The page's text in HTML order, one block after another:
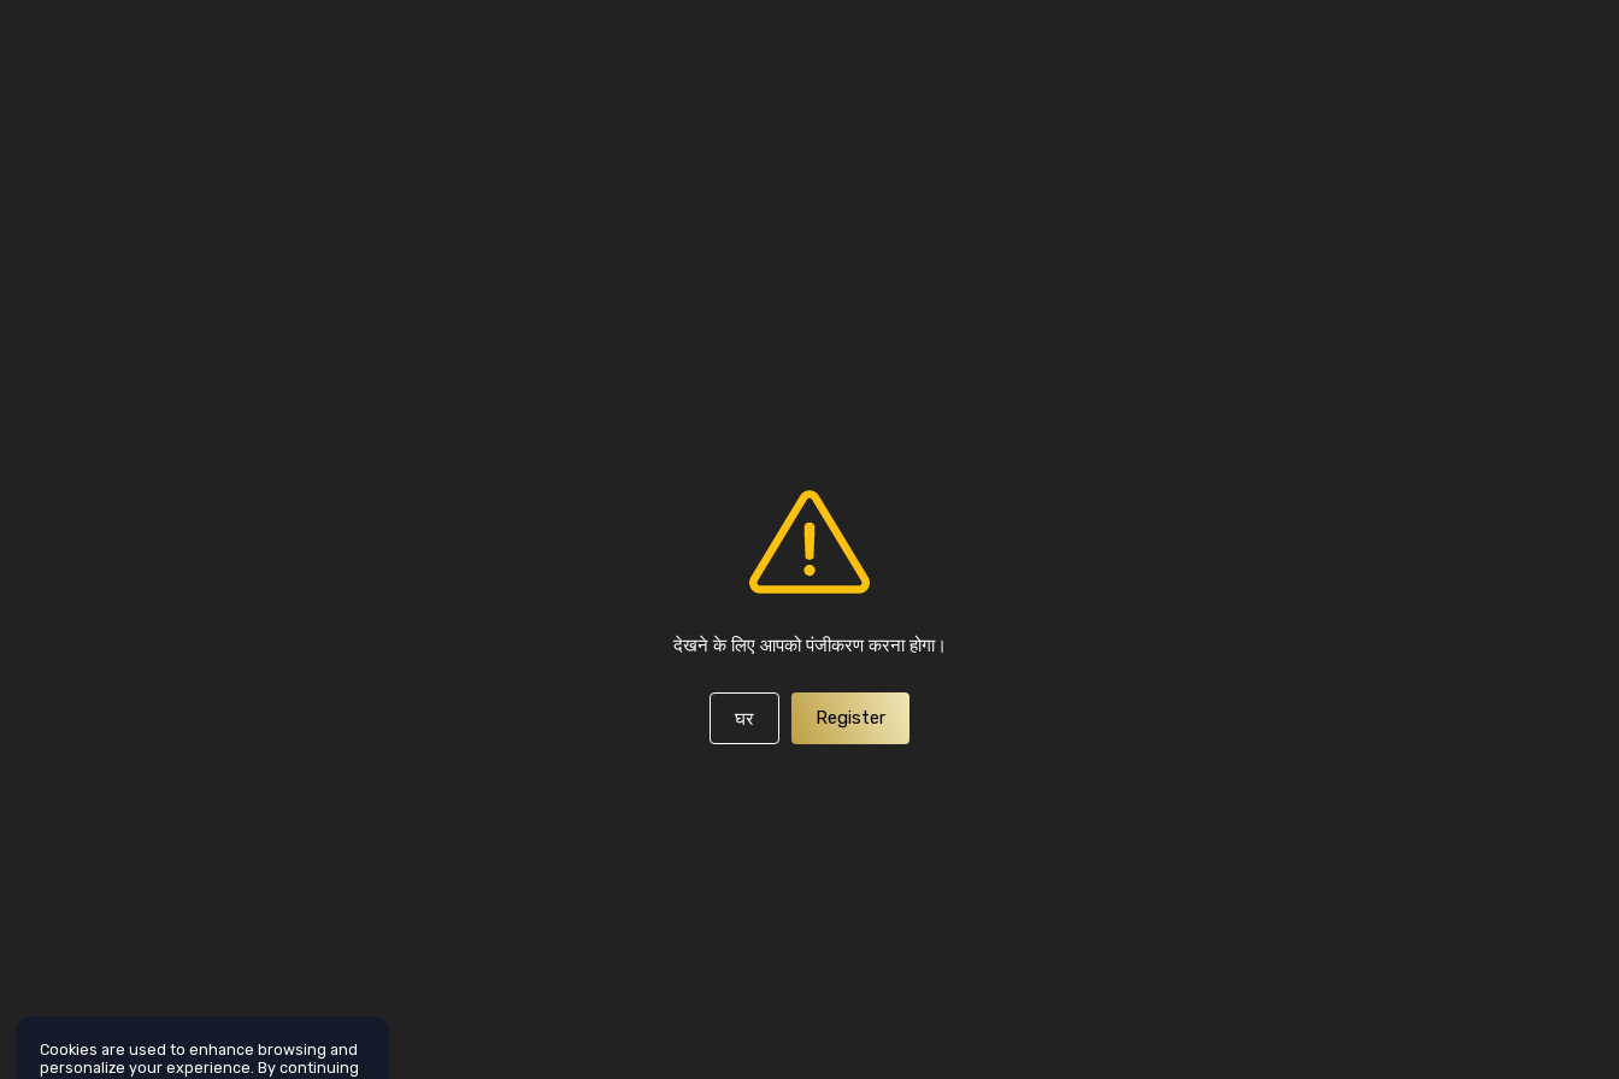
देखने के लिए आपको पंजीकरण करना होगा।
घर Register
Cookies are used to enhance browsing and
personalize your experience. By continuing